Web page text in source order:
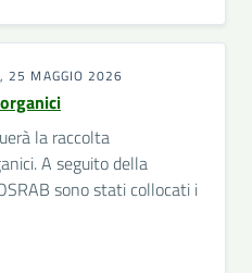
25 MAGGIO 2026
la raccolta
A seguito della
sono stati collocati i